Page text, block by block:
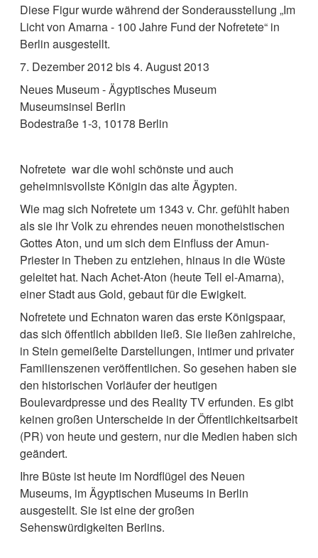
Diese Figur wurde während der Sonderausstellung „Im
Licht von Amarna - 100 Jahre Fund der Nofretete“ in
Berlin ausgestellt.
7. Dezember 2012 bis 4. August 2013
Neues Museum - Ägyptisches Museum
Museumsinsel Berlin
Bodestraße 1-3, 10178 Berlin
Nofretete war die wohl schönste und auch
geheimnisvollste Königin das alte Ägypten.
Wie mag sich Nofretete um 1343 v. Chr. gefühlt haben
als sie ihr Volk zu ehrendes neuen monotheistischen
Gottes Aton, und um sich dem Einfluss der Amun-
Priester in Theben zu entziehen, hinaus in die Wüste
geleitet hat. Nach Achet-Aton (heute Tell el-Amarna),
einer Stadt aus Gold, gebaut für die Ewigkeit.
Nofretete und Echnaton waren das erste Königspaar,
das sich öffentlich abbilden ließ. Sie ließen zahlreiche,
in Stein gemeißelte Darstellungen, intimer und privater
Familienszenen veröffentlichen. So gesehen haben sie
den historischen Vorläufer der heutigen
Boulevardpresse und des Reality TV erfunden. Es gibt
keinen großen Unterscheide in der Öffentlichkeitsarbeit
(PR) von heute und gestern, nur die Medien haben sich
geändert.
Ihre Büste ist heute im Nordflügel des Neuen
Museums, im Ägyptischen Museums in Berlin
ausgestellt. Sie ist eine der großen
Sehenswürdigkeiten Berlins.